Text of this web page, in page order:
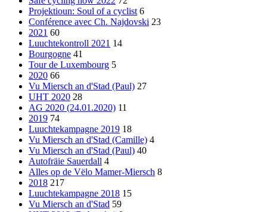
Projektioun: Soul of a cyclist 6
Conférence avec Ch. Najdovski 23
2021 60
Luuchtekontroll 2021 14
Bourgogne 41
Tour de Luxembourg 5
2020 66
Vu Miersch an d'Stad (Paul) 27
UHT 2020 28
AG 2020 (24.01.2020) 11
2019 74
Luuchtekampagne 2019 18
Vu Miersch an d'Stad (Camille) 4
Vu Miersch an d'Stad (Paul) 40
Autofräie Sauerdall 4
Alles op de Vëlo Mamer-Miersch 8
2018 217
Luuchtekampagne 2018 15
Vu Miersch an d'Stad 59